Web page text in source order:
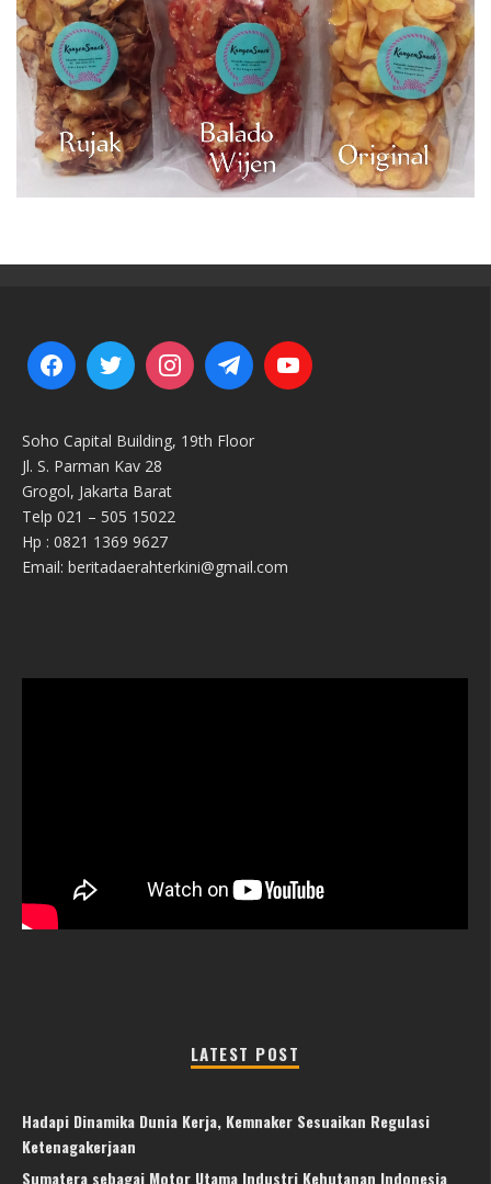
Soho Capital Building, 19th Floor
Jl. S. Parman Kav 28
Grogol, Jakarta Barat
Telp 021 – 505 15022
Hp : 0821 1369 9627
Email: beritadaerahterkini@gmail.com
LATEST POST
Hadapi Dinamika Dunia Kerja, Kemnaker Sesuaikan Regulasi
Ketenagakerjaan
Sumatera sebagai Motor Utama Industri Kehutanan Indonesia